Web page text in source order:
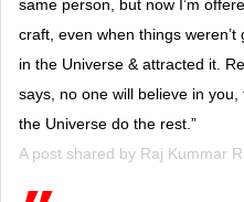
same person, but now I’m
craft, even when things
in the Universe & attracted it.
says, no one will believe in
the Universe do the rest.”
A post shared by Raj Kummar